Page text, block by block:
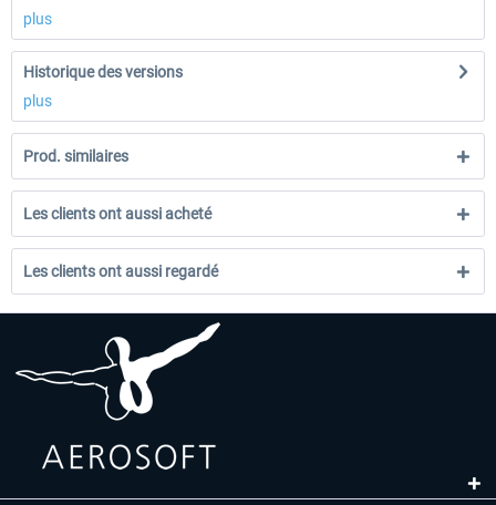
plus
Historique des versions
plus
Prod. similaires
Les clients ont aussi acheté
Les clients ont aussi regardé